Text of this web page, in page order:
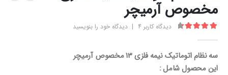
مخصوص آرمیچر
دیدگاه کاربر4
| دیدگاه خود را بنویسید
سه نظام اتوماتیک نیمه فلزی 13 مخصوص آرمیچر
این محصول شامل :